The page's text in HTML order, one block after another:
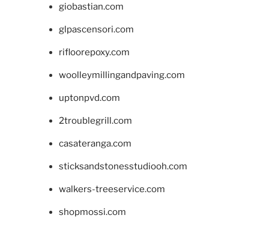
giobastian.com
glpascensori.com
rifloorepoxy.com
woolleymillingandpaving.com
uptonpvd.com
2troublegrill.com
casateranga.com
sticksandstonesstudiooh.com
walkers-treeservice.com
shopmossi.com